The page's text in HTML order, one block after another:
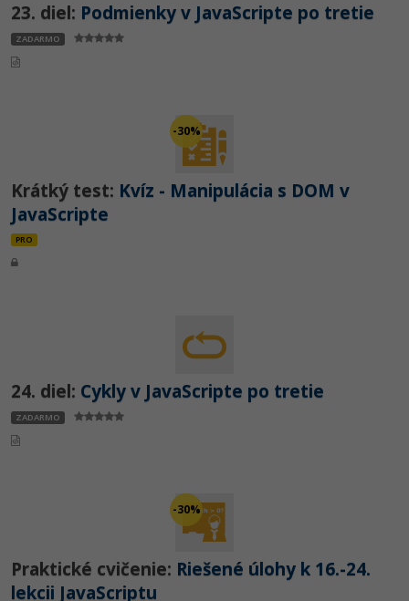
23. diel: Podmienky v JavaScripte po tretie
ZADARMO
-30%
Krátký test: Kvíz - Manipulácia s DOM v
JavaScripte
PRO
24. diel: Cykly v JavaScripte po tretie
ZADARMO
-30%
Praktické cvičenie: Riešené úlohy k 16.-24.
lekcii JavaScriptu